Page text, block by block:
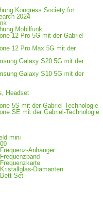
Kongress Society for
2024
Mobilfunk
12 Pro 5G mit der Gabriel-
12 Pro Max 5G mit der
Galaxy S20 5G mit der
Galaxy S10 5G mit der
Headset
5S mit der Gabriel-Technologie
SE mit der Gabriel-Technologie
mini
Anhänger
Diamanten
Set